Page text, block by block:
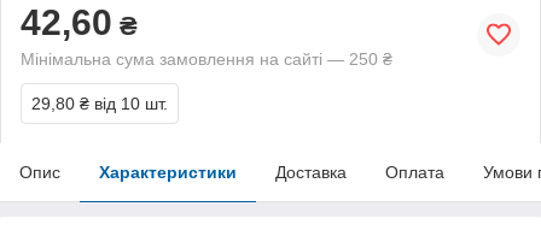
42,60 ₴
Мінімальна сума замовлення на сайті — 250 ₴
29,80 ₴ від 10 шт.
Опис Характеристики Доставка Оплата Умови